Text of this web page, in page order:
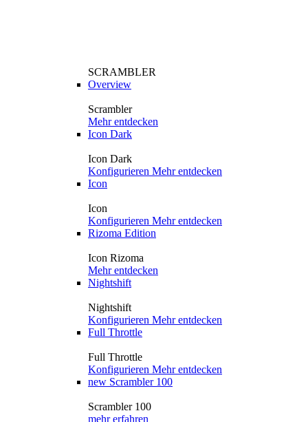
SCRAMBLER
Overview
Scrambler
Mehr entdecken
Icon Dark
Icon Dark
Konfigurieren Mehr entdecken
Icon
Icon
Konfigurieren Mehr entdecken
Rizoma Edition
Icon Rizoma
Mehr entdecken
Nightshift
Nightshift
Konfigurieren Mehr entdecken
Full Throttle
Full Throttle
Konfigurieren Mehr entdecken
new Scrambler 100
Scrambler 100
mehr erfahren